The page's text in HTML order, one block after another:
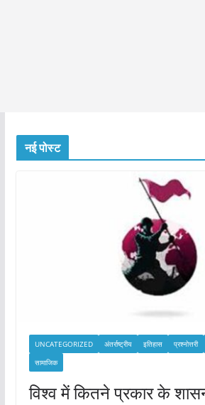
नई पोस्ट
UNCATEGORIZED अंतर्राष्ट्रीय इतिहास प्रश्नोत्तरी
सामाजिक
विश्व में कितने प्रकार के